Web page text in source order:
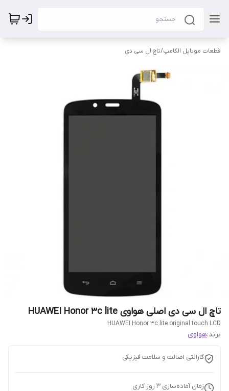
قطعات موبایل الکامپ/تاچ ال سی دی
تاچ ال سی دی اصلی هواوی HUAWEI Honor 3c lite
HUAWEI Honor 3c lite original touch LCD
برند:هواوی
گارانتی اصالت و سلامت فیزیکی
زمان آماده‌سازی 3 روز کاری